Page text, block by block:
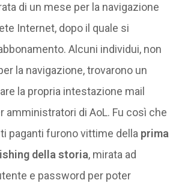
di un mese per la navigazione
Internet, dopo il quale si
Alcuni individui, non
la navigazione, trovarono un
la propria intestazione mail
amministratori di AoL. Fu così che
paganti furono vittime della prima
della storia, mirata ad
e password per poter